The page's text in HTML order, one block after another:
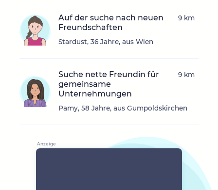
Auf der suche nach neuen
Freundschaften
Stardust, 36 Jahre, aus Wien
9 km
Suche nette Freundin für
gemeinsame
Unternehmungen
Pamy, 58 Jahre, aus Gumpoldskirchen
9 km